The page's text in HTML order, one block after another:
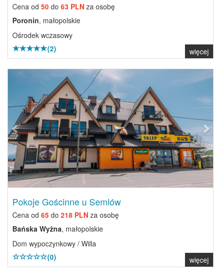
Cena od 50 do 63 PLN za osobę
Poronin, małopolskie
Ośrodek wczasowy
(2)
więcej
Previous Next
Pokoje Gościnne u Semlów
Cena od 65 do 218 PLN za osobę
Bańska Wyżna, małopolskie
Dom wypoczynkowy / Willa
(0)
więcej